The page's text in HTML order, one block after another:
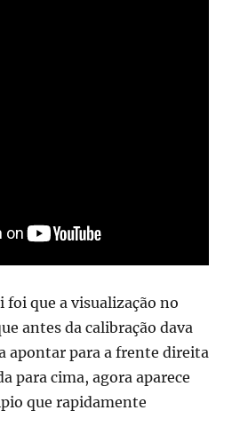
foi que a visualização no
antes da calibração dava
apontar para a frente direita
para cima, agora aparece
que rapidamente